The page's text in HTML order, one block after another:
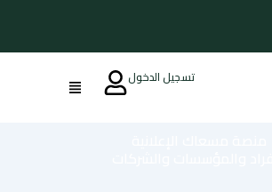
تسجيل الدخول